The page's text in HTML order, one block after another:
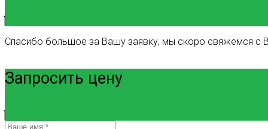
Спасибо большое за Вашу заявку, мы скоро свяжемся с
Запросить цену